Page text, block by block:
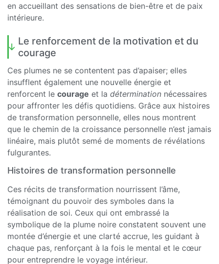
en accueillant des sensations de bien-être et de paix
intérieure.
Le renforcement de la motivation et du
courage
Ces plumes ne se contentent pas d’apaiser; elles
insufflent également une nouvelle énergie et
renforcent le courage et la détermination nécessaires
pour affronter les défis quotidiens. Grâce aux histoires
de transformation personnelle, elles nous montrent
que le chemin de la croissance personnelle n’est jamais
linéaire, mais plutôt semé de moments de révélations
fulgurantes.
Histoires de transformation personnelle
Ces récits de transformation nourrissent l’âme,
témoignant du pouvoir des symboles dans la
réalisation de soi. Ceux qui ont embrassé la
symbolique de la plume noire constatent souvent une
montée d’énergie et une clarté accrue, les guidant à
chaque pas, renforçant à la fois le mental et le cœur
pour entreprendre le voyage intérieur.